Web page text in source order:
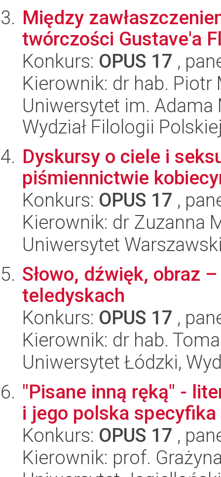
Między
twórczości Gustave'a
Konkurs: OPUS 17 ,
Kierownik: dr hab. Piotr
Uniwersytet im.
Wydział Filologii
Dyskursy o ciele i
piśmiennictwie
Konkurs: OPUS 17 ,
Kierownik: dr Zuzanna
Uniwersytet
Słowo, dźwięk, obraz
teledyskach
Konkurs: OPUS 17 ,
Kierownik: dr hab.
Uniwersytet Łódzki,
"Pisane inną ręką" -
i jego polska specyfika
Konkurs: OPUS 17 ,
Kierownik: prof.